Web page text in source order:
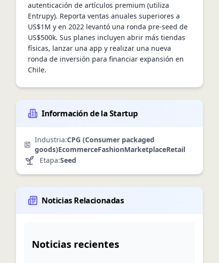
autenticación de artículos premium (utiliza
Entrupy). Reporta ventas anuales superiores a
US$1M y en 2022 levantó una ronda pre-seed de
US$500k. Sus planes incluyen abrir más tiendas
físicas, lanzar una app y realizar una nueva
ronda de inversión para financiar expansión en
Chile.
Información de la Startup
Industria:CPG (Consumer packaged
goods)EcommerceFashionMarketplaceRetail
Etapa:Seed
Noticias Relacionadas
Noticias recientes